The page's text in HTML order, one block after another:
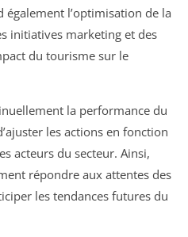
également l’optimisation de la
initiatives marketing et des
du tourisme sur le
la performance du
les actions en fonction
acteurs du secteur. Ainsi,
répondre aux attentes des
les tendances futures du